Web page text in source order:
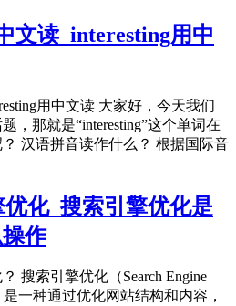
文读_interesting用中
用中文读 大家好，今天我们
，那就是“interesting”这个单词在
汉语拼音读作什么？ 根据国际音
化_搜索引擎优化是
作
搜索引擎优化（Search Engine
是一种通过优化网站结构和内容，